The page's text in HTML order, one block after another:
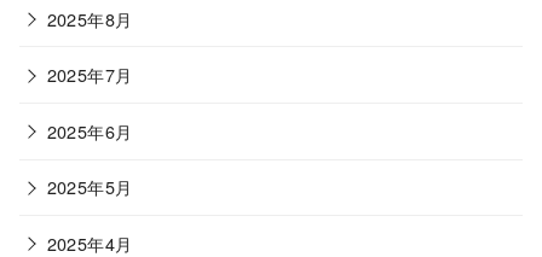
2025年8月
2025年7月
2025年6月
2025年5月
2025年4月